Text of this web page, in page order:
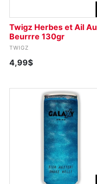
Twigz Herbes et Ail Au
Beurrre 130gr
TWIGZ
4,99$